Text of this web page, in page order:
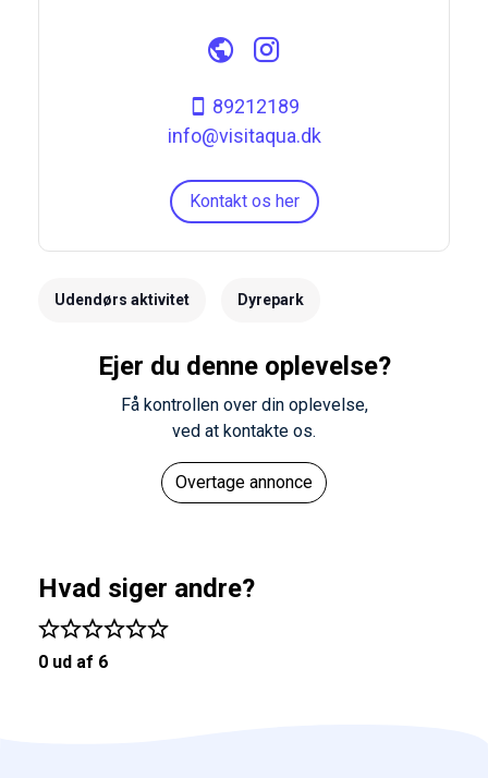
89212189
info@visitaqua.dk
Kontakt os her
Udendørs aktivitet Dyrepark
Ejer du denne oplevelse?
Få kontrollen over din oplevelse,
ved at kontakte os.
Overtage annonce
Hvad siger andre?
0 ud af 6